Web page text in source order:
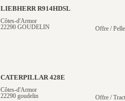
LIEBHERR R914HDSL
Côtes-d'Armor
22290 GOUDELIN
Offre /
CATERPILLAR 428E
Côtes-d'Armor
22290 goudelin
Offre /